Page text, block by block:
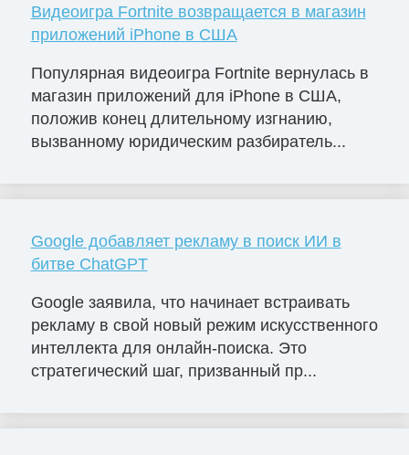
Видеоигра Fortnite возвращается в магазин
приложений iPhone в США
Популярная видеоигра Fortnite вернулась в
магазин приложений для iPhone в США,
положив конец длительному изгнанию,
вызванному юридическим разбиратель...
Google добавляет рекламу в поиск ИИ в
битве ChatGPT
Google заявила, что начинает встраивать
рекламу в свой новый режим искусственного
интеллекта для онлайн-поиска. Это
стратегический шаг, призванный пр...